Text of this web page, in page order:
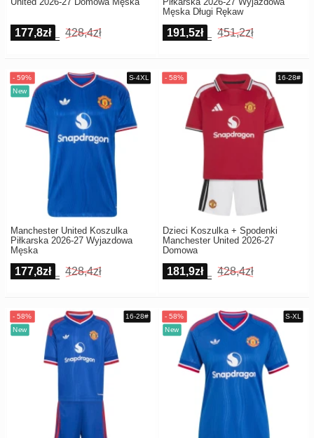
177,8zł 428,4zł
Męska Długi Rękaw
191,5zł 451,2zł
Manchester United Koszulka
Piłkarska 2026-27 Wyjazdowa
Męska
177,8zł 428,4zł
Dzieci Koszulka + Spodenki
Manchester United 2026-27
Domowa
181,9zł 428,4zł